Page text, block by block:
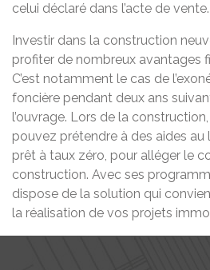
celui déclaré dans l’acte de vente.
Investir dans la construction
profiter de nombreux avantages
C’est notamment le cas de
foncière pendant deux ans
l’ouvrage. Lors de la
pouvez prétendre à des aides
prêt à taux zéro, pour alléger le
construction. Avec ses
dispose de la solution qui
la réalisation de vos projets